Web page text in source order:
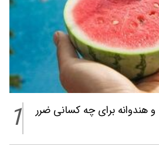
برای چه کسانی ضرر
1